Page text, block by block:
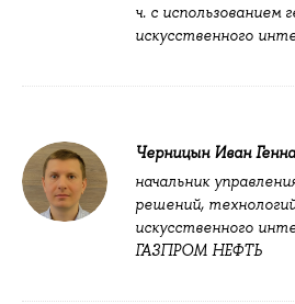
ч. с использованием
искусственного
Черницын Иван
начальник
решений,
искусственного
ГАЗПРОМ НЕФТЬ